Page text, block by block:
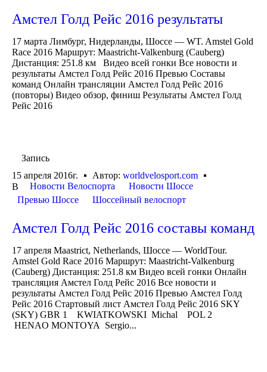
Амстел Голд Рейс 2016 результаты
17 марта Лимбург, Нидерланды, Шоссе — WT. Amstel Gold
Race 2016 Маршрут: Maastricht-Valkenburg (Cauberg)
Дистанция: 251.8 км Видео всей гонки Все новости и
результаты Амстел Голд Рейс 2016 Превью Составы
команд Онлайн трансляции Амстел Голд Рейс 2016
(повторы) Видео обзор, финиш Результаты Амстел Голд
Рейс 2016
Запись
15 апреля 2016г.
Автор: worldvelosport.com
В
Новости Велоспорта
Новости Шоссе
Превью Шоссе
Шоссейный велоспорт
Амстел Голд Рейс 2016 составы команд
17 апреля Maastrict, Netherlands, Шоссе — WorldTour.
Amstel Gold Race 2016 Маршрут: Maastricht-Valkenburg
(Cauberg) Дистанция: 251.8 км Видео всей гонки Онлайн
трансляция Амстел Голд Рейс 2016 Все новости и
результаты Амстел Голд Рейс 2016 Превью Амстел Голд
Рейс 2016 Стартовый лист Амстел Голд Рейс 2016 SKY
(SKY) GBR 1 KWIATKOWSKI Michal POL 2
HENAO MONTOYA Sergio...